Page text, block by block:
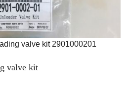
valve kit 2901000201
valve kit